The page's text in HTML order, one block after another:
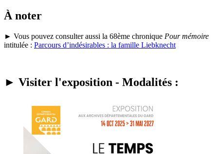
À noter
► Vous pouvez consulter aussi la 68ème chronique Pour mémoire
intitulée : Parcours d’indésirables : la famille Liebknecht
► Visiter l'exposition - Modalités :